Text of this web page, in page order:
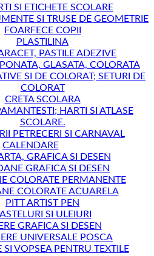
SI ETICHETE SCOLARE
SI TRUSE DE GEOMETRIE
FOARFECE COPII
PLASTILINA
PASTILE ADEZIVE
GLASATA, COLORATA
SI DE COLORAT; SETURI DE
COLORAT
CRETA SCOLARA
HARTI SI ATLASE
SCOLARE.
PETRECERI SI CARNAVAL
CALENDARE
GRAFICA SI DESEN
GRAFICA SI DESEN
COLORATE PERMANENTE
COLORATE ACUARELA
PITT ARTIST PEN
SI ULEIURI
GRAFICA SI DESEN
UNIVERSALE POSCA
SI VOPSEA PENTRU TEXTILE